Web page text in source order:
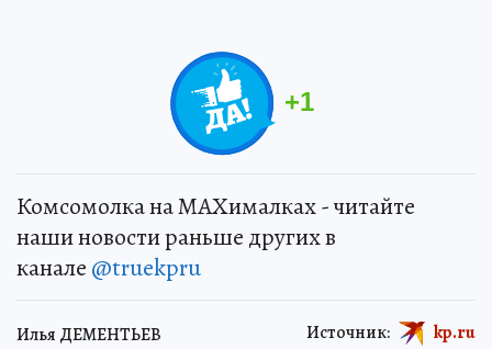
+1
Комсомолка на MAXималках - читайте
наши новости раньше других в
канале @truekpru
Илья ДЕМЕНТЬЕВ Источник: kp.ru